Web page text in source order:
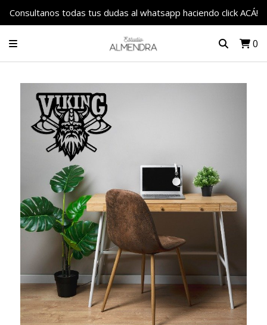
Consultanos todas tus dudas al whatsapp haciendo click ACÁ!
0